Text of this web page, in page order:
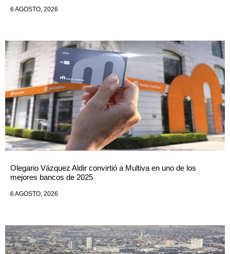
6 AGOSTO, 2026
Olegario Vázquez Aldir convirtió a Multiva en uno de los
mejores bancos de 2025
6 AGOSTO, 2026